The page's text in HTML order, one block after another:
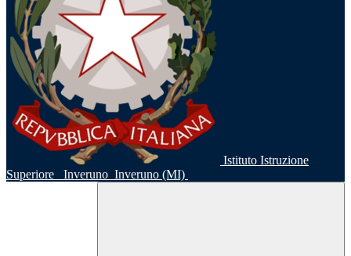
Istituto Istruzione
Superiore
Inveruno Inveruno (MI)